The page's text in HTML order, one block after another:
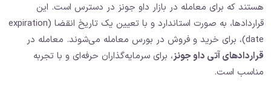
هستند که برای معامله در بازار داو جونز در دسترس است. این
قراردادها، به صورت استاندارد و با تعیین یک تاریخ انقضا (expiration
date)، برای خرید و فروش در بورس معامله می‌شوند. معامله در
قراردادهای آتی داو جونز، برای سرمایه‌گذاران حرفه‌ای و با تجربه
مناسب است.